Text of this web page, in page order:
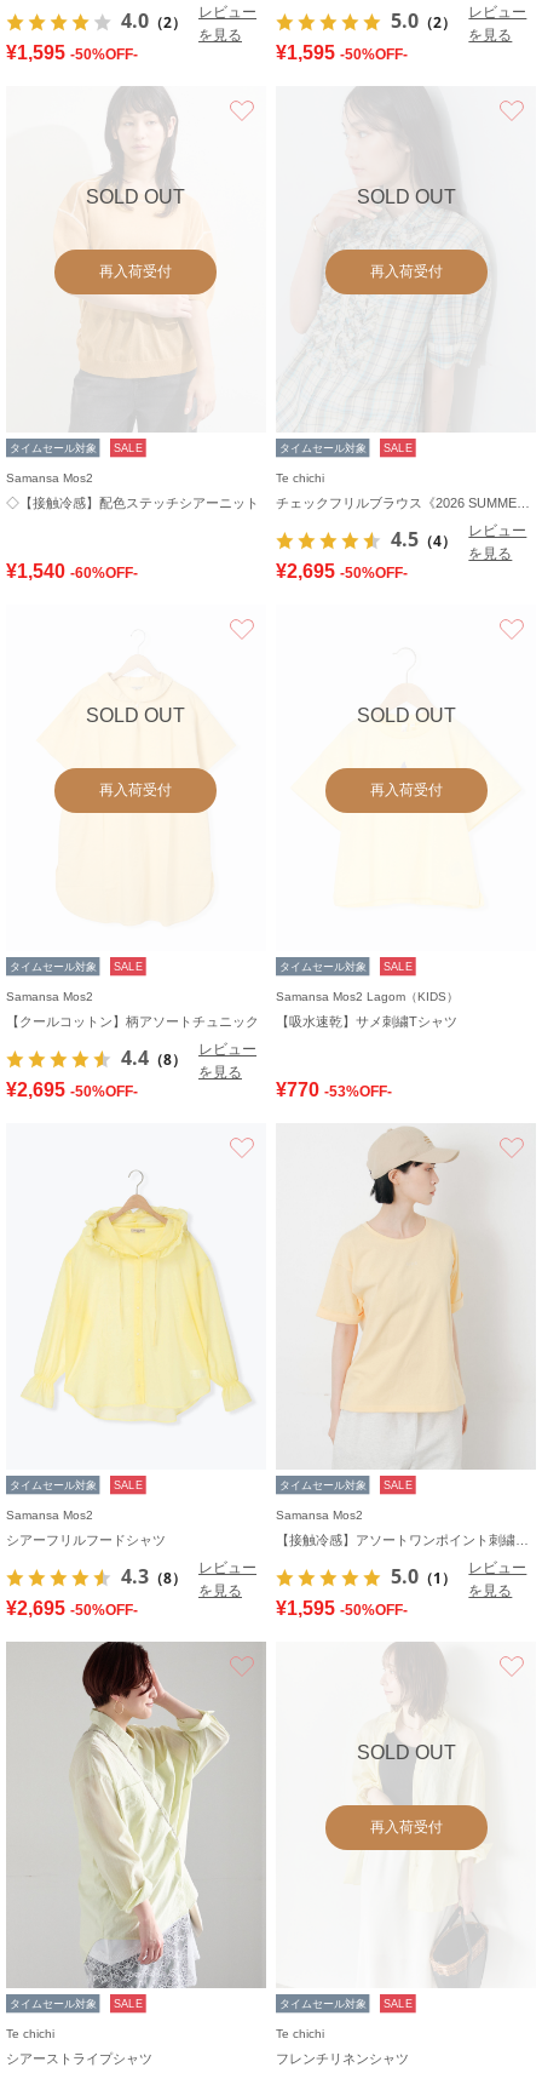
4.0 （2）
レビュー
を見る
¥1,595 -50%OFF-
5.0 （2）
レビュー
を見る
¥1,595 -50%OFF-
SOLD OUT
再入荷受付
タイムセール対象 SALE
Samansa Mos2
◇【接触冷感】配色ステッチシアーニット
¥1,540 -60%OFF-
SOLD OUT
再入荷受付
タイムセール対象 SALE
Te chichi
4.5 （4）
レビュー
を見る
¥2,695 -50%OFF-
SOLD OUT
再入荷受付
タイムセール対象 SALE
Samansa Mos2
【クールコットン】柄アソートチュニック
4.4 （8）
レビュー
を見る
¥2,695 -50%OFF-
SOLD OUT
再入荷受付
タイムセール対象 SALE
Samansa Mos2 Lagom（KIDS）
【吸水速乾】サメ刺繍Tシャツ
¥770 -53%OFF-
タイムセール対象 SALE
Samansa Mos2
シアーフリルフードシャツ
4.3 （8）
レビュー
を見る
¥2,695 -50%OFF-
タイムセール対象 SALE
Samansa Mos2
5.0 （1）
レビュー
を見る
¥1,595 -50%OFF-
タイムセール対象 SALE
Te chichi
シアーストライプシャツ
SOLD OUT
再入荷受付
タイムセール対象 SALE
Te chichi
フレンチリネンシャツ